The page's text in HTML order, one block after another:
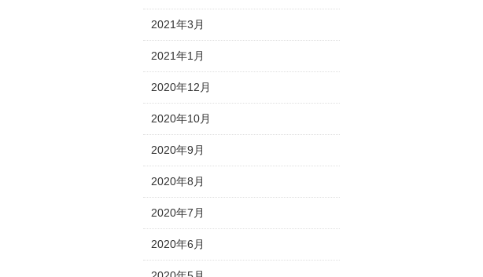
2021年3月
2021年1月
2020年12月
2020年10月
2020年9月
2020年8月
2020年7月
2020年6月